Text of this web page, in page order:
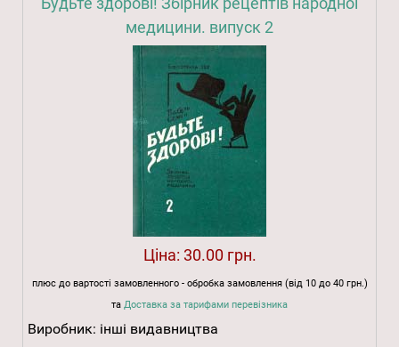
медицини. випуск 2
Ціна: 30.00 грн.
плюс до вартості замовленного - обробка замовлення (від 10 до 40 грн.)
та Доставка за тарифами перевізника
Виробник: інші видавництва